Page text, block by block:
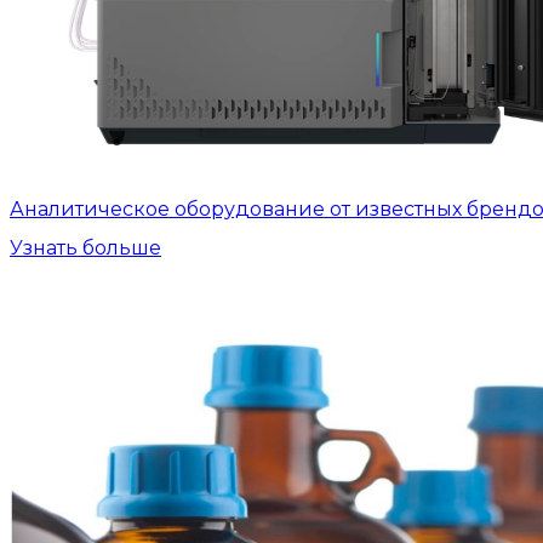
Аналитическое оборудование от известных
Узнать больше